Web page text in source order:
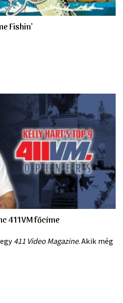
Fishin’
411VM főcíme
411 Video Magazine. Akik még